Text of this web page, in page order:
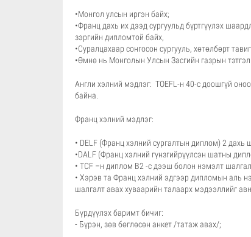
•Монгол улсын иргэн байх;
•Франц дахь их дээд сургуульд бүртгүүлэх
зэргийн дипломтой байх,
•Суралцахаар сонгосон сургууль, хөтөлбөрт
•Өмнө нь Монголын Улсын Засгийн газрын
Англи хэлний мэдлэг: TOEFL-н 40-с доошгүй
байна.
Франц хэлний мэдлэг:
• DELF (Франц хэлний сургалтын диплом) 2
•DALF (Франц хэлний гүнзгийрүүлсэн шатны
• TCF –н диплом B2 -с дээш болон нэмэлт
• Хэрэв та Франц хэлний эдгээр дипломын аль
шалгалт авах хуваарийн талаарх мэдээллийг
Бүрдүүлэх баримт бичиг:
- Бүрэн, зөв бөглөсөн анкет /татаж авах/;